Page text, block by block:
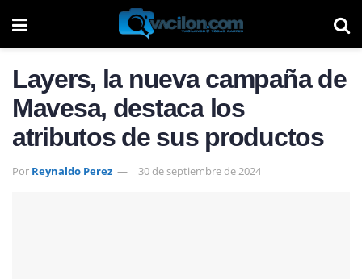
Layers, la nueva campaña de
Mavesa, destaca los
atributos de sus productos
Por Reynaldo Perez 30 de septiembre de 2024